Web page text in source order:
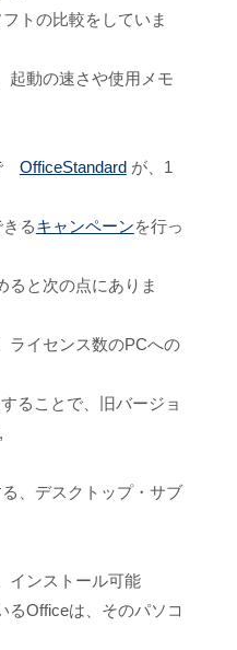
トの比較をしていま
起動の速さや使用メモ
OfficeStandardが、1
るキャンペーンを行っ
ると次の点にありま
ライセンス数のPCへの
ることで、旧バージョ
、デスクトップ・サブ
インストール可能
Officeは、そのパソコ